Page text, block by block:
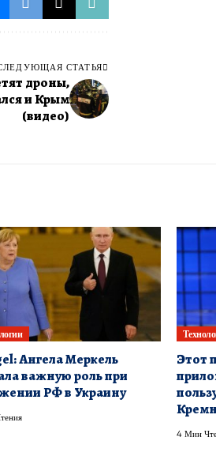
СТАТЬЯ
дроны,
и Крым
(видео)
Ангела Меркель
важную роль при
РФ в Украину
Этот
4 Мин